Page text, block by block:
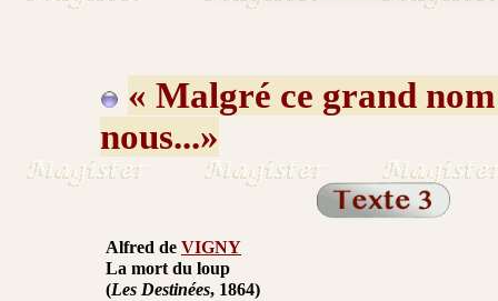
« Malgré ce grand
nous...»
Alfred de VIGNY
La mort du loup
(Les Destinées, 1864)